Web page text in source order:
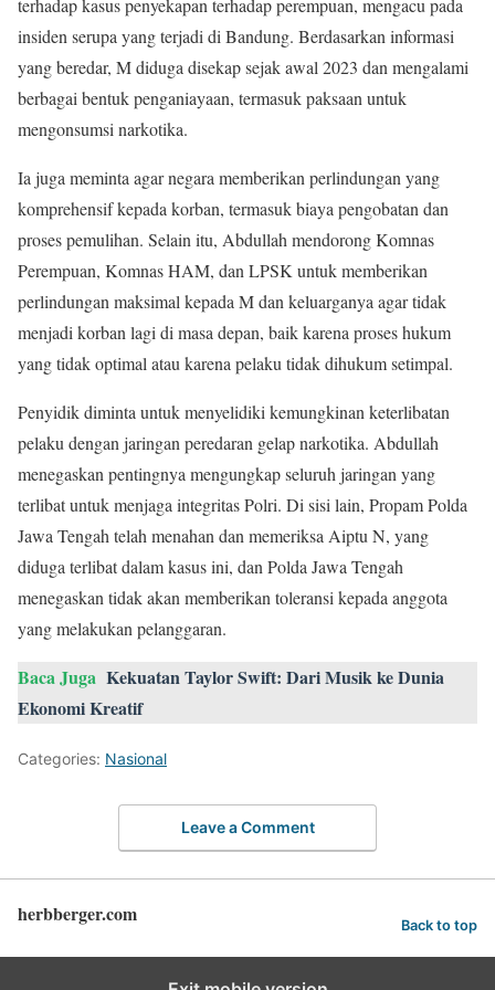
insiden serupa yang terjadi di Bandung. Berdasarkan informasi
yang beredar, M diduga disekap sejak awal 2023 dan mengalami
berbagai bentuk penganiayaan, termasuk paksaan untuk
mengonsumsi narkotika.
Ia juga meminta agar negara memberikan perlindungan yang
komprehensif kepada korban, termasuk biaya pengobatan dan
proses pemulihan. Selain itu, Abdullah mendorong Komnas
Perempuan, Komnas HAM, dan LPSK untuk memberikan
perlindungan maksimal kepada M dan keluarganya agar tidak
menjadi korban lagi di masa depan, baik karena proses hukum
yang tidak optimal atau karena pelaku tidak dihukum setimpal.
Penyidik diminta untuk menyelidiki kemungkinan keterlibatan
pelaku dengan jaringan peredaran gelap narkotika. Abdullah
menegaskan pentingnya mengungkap seluruh jaringan yang
terlibat untuk menjaga integritas Polri. Di sisi lain, Propam Polda
Jawa Tengah telah menahan dan memeriksa Aiptu N, yang
diduga terlibat dalam kasus ini, dan Polda Jawa Tengah
menegaskan tidak akan memberikan toleransi kepada anggota
yang melakukan pelanggaran.
Baca Juga Kekuatan Taylor Swift: Dari Musik ke Dunia
Ekonomi Kreatif
Categories: Nasional
Leave a Comment
herbberger.com Back to top